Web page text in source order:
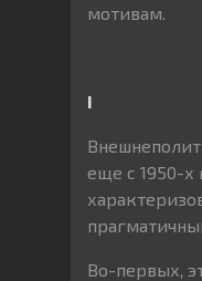
мотивам.
I
еще с 1950-х
Во-первых,